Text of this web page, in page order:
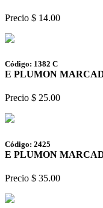
Precio $ 14.00
Código: 1382 C
E PLUMON
Precio $ 25.00
Código: 2425
E PLUMON
Precio $ 35.00